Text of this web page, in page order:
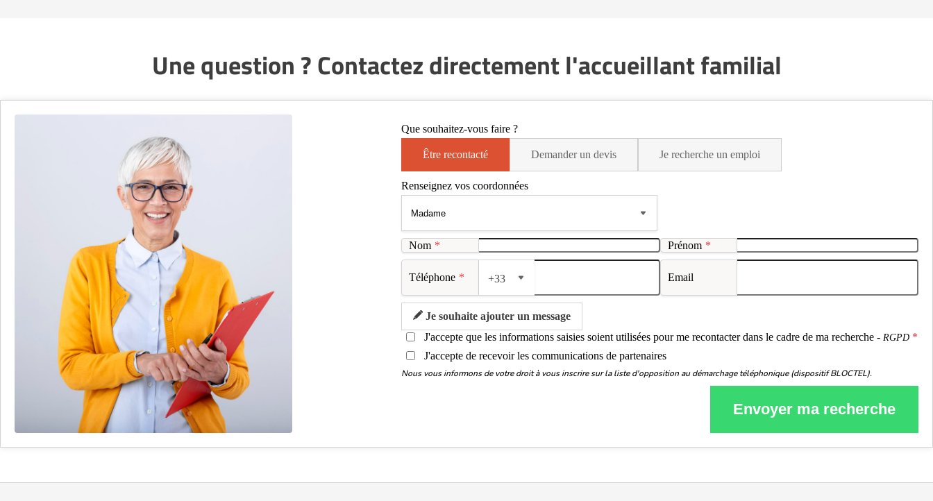
Une question ? Contactez directement l'accueillant familial
Que souhaitez-vous faire ?
Être recontacté Demander un devis Je recherche un emploi
Renseignez vos coordonnées
Nom * Prénom *
Téléphone * +33 Email
Je souhaite ajouter un message
J'accepte que les informations saisies soient utilisées pour me recontacter dans le cadre de ma recherche - RGPD
J'accepte de recevoir les communications de partenaires
Nous vous informons de votre droit à vous inscrire sur la liste d'opposition au démarchage téléphonique (dispositif BLOCTEL).
Envoyer ma recherche